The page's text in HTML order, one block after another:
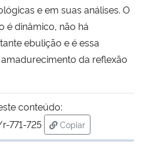
e em suas análises. O
é dinâmico, não há
ebulição e é essa
da reflexão
conteúdo:
771-725
Copiar
para área de